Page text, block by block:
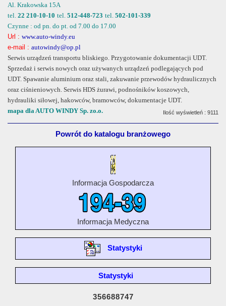
Al. Krakowska 15A
tel. 22 210-10-10 tel. 512-448-723 tel. 502-101-339
Czynne : od pn. do pt. od 7.00 do 17.00
Url : www.auto-windy.eu
e-mail : autowindy@op.pl
Serwis urządzeń transportu bliskiego. Przygotowanie dokumentacji UDT.
Sprzedaż i serwis nowych oraz używanych urządzeń podlegających pod
UDT. Spawanie aluminium oraz stali, zakuwanie przewodów hydraulicznych
oraz ciśnieniowych. Serwis HDS żurawi, podnośników koszowych,
hydrauliki siłowej, hakowców, bramowców, dokumentacje UDT.
mapa dla AUTO WINDY Sp. zo.o.
Ilość wyświetleń : 9111
Powrót do katalogu branżowego
Informacja Gospodarcza
Informacja Medyczna
Statystyki
Statystyki
356688747